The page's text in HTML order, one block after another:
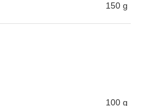
150 g
100 g